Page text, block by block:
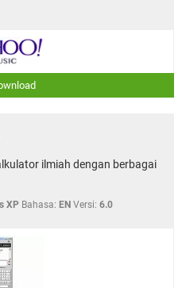
ilmiah dengan berbagai
XP Bahasa: EN Versi: 6.0